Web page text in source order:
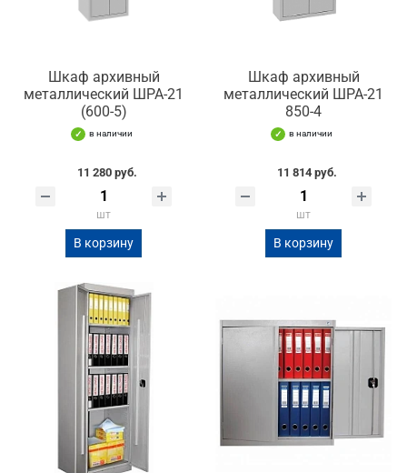
Шкаф архивный
металлический ШРА-21
(600-5)
в наличии
11 280 руб.
шт
В корзину
Шкаф архивный
металлический ШРА-21
850-4
в наличии
11 814 руб.
шт
В корзину